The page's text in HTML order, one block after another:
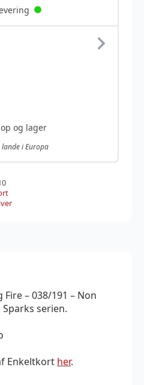
og lager
i Europa
– 038/191 – Non
serien.
Enkeltkort her.